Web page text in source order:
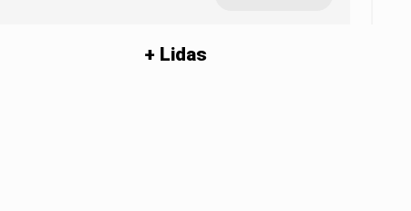
+ Lidas